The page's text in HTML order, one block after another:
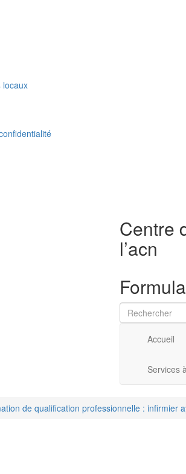
locaux
Centre
l’acn
Accueil
Services
de qualification professionnelle : infirmier